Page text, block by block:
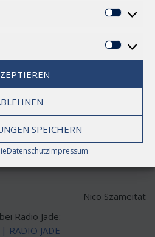
SPEICHERN
DatenschutzImpressum
Und das sagte: So geht’s
vergangen, seitdem Luther am
veröffentlichte. Die
Welt feiert das Jubiläum. Aber wir
Luther war kein Held und kein
Worte zum Beispiel sind
Ob ihm also Platz 2
seine Gewissenstreue auf
Nico Szameitat
Radio Jade:
RADIO JADE